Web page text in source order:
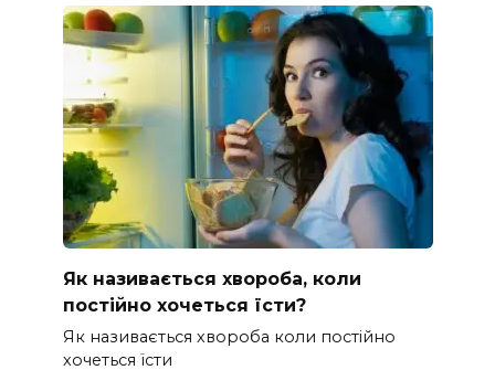
Як називається хвороба, коли
постійно хочеться їсти?
Як називається хвороба коли постійно
хочеться їсти